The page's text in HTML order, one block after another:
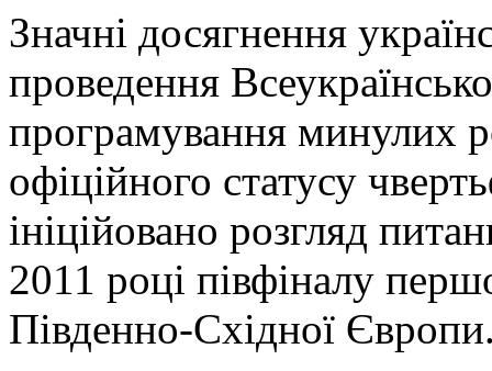
Значні досягнення
проведення
програмування минулих
офіційного статусу
ініційовано розгляд
2011 році півфіналу
Південно-Східної